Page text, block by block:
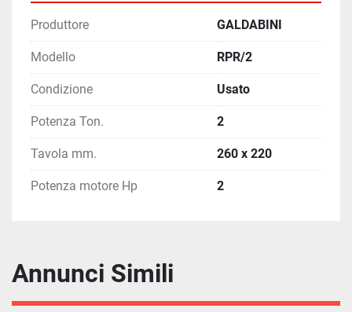
Produttore GALDABINI
Modello RPR/2
Condizione Usato
Potenza Ton. 2
Tavola mm. 260 x 220
Potenza motore Hp 2
Annunci Simili